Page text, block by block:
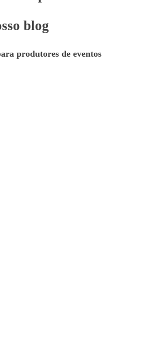
blog
produtores de eventos